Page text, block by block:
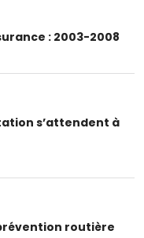
: 2003-2008
s’attendent à
routière